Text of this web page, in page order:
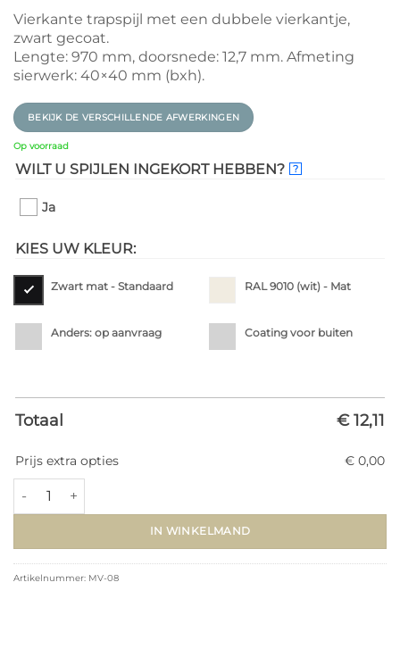
Vierkante trapspijl met een dubbele vierkantje,
zwart gecoat.
Lengte: 970 mm, doorsnede: 12,7 mm. Afmeting
sierwerk: 40×40 mm (bxh).
BEKIJK DE VERSCHILLENDE AFWERKINGEN
Op voorraad
WILT U SPIJLEN INGEKORT HEBBEN? ?
Ja
KIES UW KLEUR:
Zwart mat - Standaard RAL 9010 (wit) - Mat
Anders: op aanvraag Coating voor buiten
Totaal € 12,11
Prijs extra opties € 0,00
Metalen trapspijl MV-08 (▢12.7x970mm) aantal
IN WINKELMAND
Artikelnummer: MV-08